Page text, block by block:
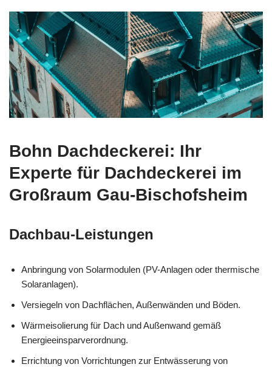
Bohn Dachdeckerei: Ihr
Experte für Dachdeckerei im
Großraum Gau-Bischofsheim
Dachbau-Leistungen
Anbringung von Solarmodulen (PV-Anlagen oder thermische
Solaranlagen).
Versiegeln von Dachflächen, Außenwänden und Böden.
Wärmeisolierung für Dach und Außenwand gemäß
Energieeinsparverordnung.
Errichtung von Vorrichtungen zur Entwässerung von